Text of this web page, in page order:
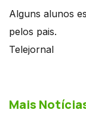
Alguns alunos
pelos pais.
Telejornal
Mais